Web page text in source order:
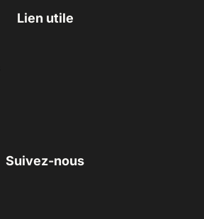
Lien utile
Suivez-nous